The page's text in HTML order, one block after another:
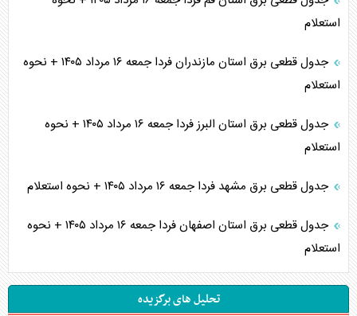
استعلام
جدول قطعی برق استان مازندران فردا جمعه ۱۶ مرداد ۱۴۰۵ + نحوه
استعلام
جدول قطعی برق استان البرز فردا جمعه ۱۶ مرداد ۱۴۰۵ + نحوه
استعلام
جدول قطعی برق مشهد فردا جمعه ۱۶ مرداد ۱۴۰۵ + نحوه استعلام
جدول قطعی برق استان اصفهان فردا جمعه ۱۶ مرداد ۱۴۰۵ + نحوه
استعلام
تحلیل های برگزیده